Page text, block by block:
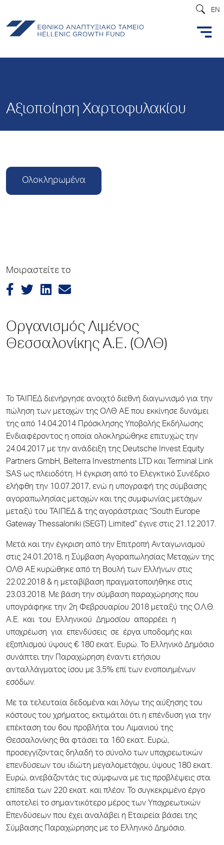
EN
Αξιοποίηση Χαρτοφυλακίου
Ολοκληρωμένα
Μοιραστείτε το
Οργανισμός Λιμένος
Θεσσαλονίκης Α.Ε. (ΟΛΘ)
Το ΤΑΙΠΕΔ διενήργησε ανοιχτό διεθνή διαγωνισμό για την
πώληση των μετοχών της ΟΛΘ ΑΕ που εκκίνησε δυνάμει
της από 14.04.2014 Πρόσκλησης Υποβολής Εκδήλωσης
Ενδιαφέροντος η οποία ολοκληρώθηκε επιτυχώς την
24.04.2017 με την ανάδειξη της Deutsche Invest Equity
Partners GmbH, Belterra Investments LTD και Terminal Link
SAS ως πλειοδότη. Η έγκριση από το Ελεγκτικό Συνέδριο
ελήφθη την 10.07.2017, ενώ η υπογραφή της σύμβασης
αγοραπωλησίας μετοχών και της συμφωνίας μετόχων
μεταξύ του ΤΑΙΠΕΔ & της αγοράστριας “South Europe
Gateway Thessaloniki (SEGT) Limited” έγινε στις 21.12.2017.
Μετά και την έγκριση από την Επιτροπή Ανταγωνισμού
στις 24.01.2018, η Σύμβαση Αγοραπωλησίας Μετοχών της
ΟΛΘ ΑΕ κυρώθηκε από τη Βουλή των Ελλήνων στις
22.02.2018 & η μεταβίβαση πραγματοποιήθηκε στις
23.03.2018. Με βάση την σύμβαση παραχώρησης που
υπογράφηκε την 2η Φεβρουαρίου 2018 μεταξύ της Ο.Λ.Θ.
Α.Ε. και του Ελληνικού Δημοσίου απορρέει η
υποχρέωση για επενδύσεις σε έργα υποδομής και
εξοπλισμού ύψους € 180 εκατ. Ευρώ. Το Ελληνικό Δημόσιο
συνάπτει την Παραχώρηση έναντι ετήσιου
ανταλλάγματος ίσου με 3,5% επί των ενοποιημένων
εσόδων.
Με τα τελευταία δεδομένα και λόγω της αύξησης του
κόστους του χρήματος, εκτιμάται ότι η επένδυση για την
επέκταση του 6ου προβλήτα του Λιμανιού της
Θεσσαλονίκης θα φτάσει τα 160 εκατ. Ευρώ,
προσεγγίζοντας δηλαδή το σύνολο των υποχρεωτικών
επενδύσεων του ιδιώτη μεγαλομετόχου, ύψους 180 εκατ.
Ευρώ, ανεβάζοντάς τις σύμφωνα με τις προβλέψεις στα
επίπεδα των 220 εκατ. και πλέον. Το συγκεκριμένο έργο
αποτελεί το σημαντικότερο μέρος των Υποχρεωτικών
Επενδύσεων που έχει αναλάβει η Εταιρεία βάσει της
Σύμβασης Παραχώρησης με το Ελληνικό Δημόσιο.